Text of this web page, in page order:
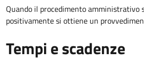
Quando il procedimento amministrativo
positivamente si ottiene un
Tempi e scadenze